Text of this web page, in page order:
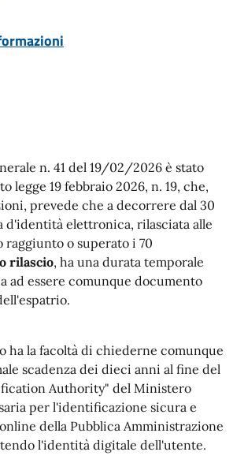
n. 41 del 19/02/2026 è stato
legge 19 febbraio 2026, n. 19, che,
prevede che a decorrere dal 30
d'identità elettronica, rilasciata alle
raggiunto o superato i 70
rilascio, ha una durata temporale
ad essere comunque documento
ha la facoltà di chiederne comunque
scadenza dei dieci anni al fine del
Authority" del Ministero
per l'identificazione sicura e
della Pubblica Amministrazione
l'identità digitale dell'utente.